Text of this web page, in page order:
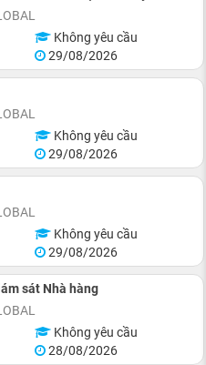
Không yêu cầu
29/08/2026
Không yêu cầu
29/08/2026
Không yêu cầu
29/08/2026
sát Nhà hàng
Không yêu cầu
28/08/2026